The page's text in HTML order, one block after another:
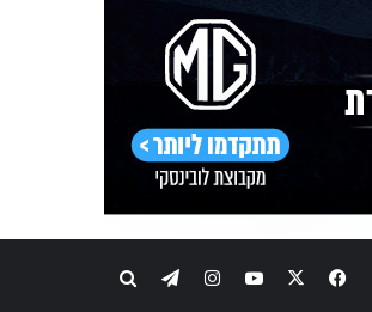
Facebook
YouTube
Instagram
Telegram
חיפוש